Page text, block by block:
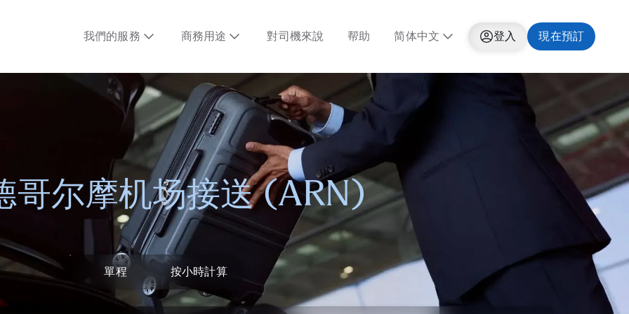
我們的服務 商務用途 對司機來說 帮助 简体中文 登入 現在預訂
哥尔摩机场接送 (ARN)
單程 按小時計算